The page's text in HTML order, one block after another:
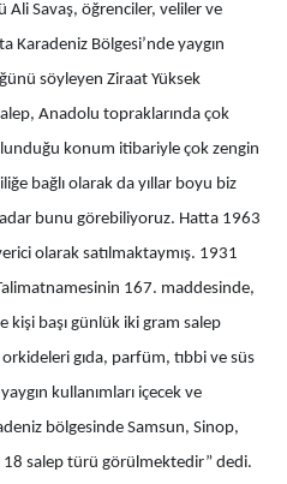
Ali Savaş, öğrenciler, veliler ve
Karadeniz Bölgesi’nde yaygın
söyleyen Ziraat Yüksek
Anadolu topraklarında çok
konum itibariyle çok zengin
bağlı olarak da yıllar boyu biz
bunu görebiliyoruz. Hatta 1963
olarak satılmaktaymış. 1931
167. maddesinde,
kişi başı günlük iki gram salep
gıda, parfüm, tıbbi ve süs
kullanımları içecek ve
bölgesinde Samsun, Sinop,
18 salep türü görülmektedir” dedi.